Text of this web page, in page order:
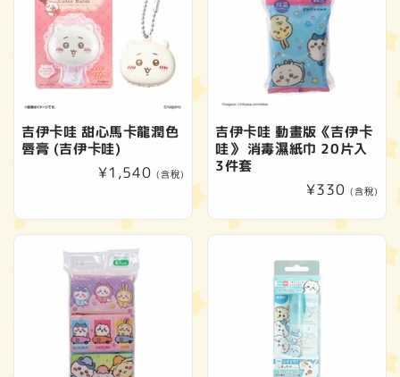
吉伊卡哇 甜心馬卡龍潤色
唇膏 (吉伊卡哇)
定
¥1,540 (含稅)
吉伊卡哇 動畫版《吉伊卡
哇》 消毒濕紙巾 20片入
3件套
定
¥330 (含稅)